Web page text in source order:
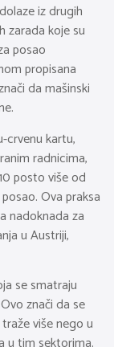
iz drugih
zarada koje su
posao
propisana
da mašinski
crvenu kartu,
radnicima,
posto više od
Ova praksa
nadoknada za
u Austriji,
se smatraju
znači da se
više nego u